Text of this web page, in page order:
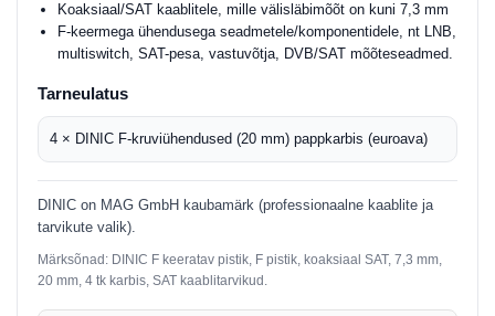
Koaksiaal/SAT kaablitele, mille välisläbimõõt on kuni 7,3 mm
F-keermega ühendusega seadmetele/komponentidele, nt LNB,
multiswitch, SAT-pesa, vastuvõtja, DVB/SAT mõõteseadmed.
Tarneulatus
4 × DINIC F-kruviühendused (20 mm) pappkarbis (euroava)
DINIC on MAG GmbH kaubamärk (professionaalne kaablite ja
tarvikute valik).
Märksõnad: DINIC F keeratav pistik, F pistik, koaksiaal SAT, 7,3 mm,
20 mm, 4 tk karbis, SAT kaablitarvikud.